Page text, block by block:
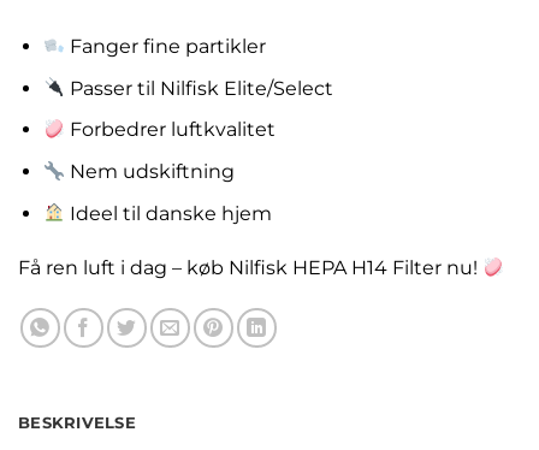
Fanger fine partikler
Passer til Nilfisk Elite/Select
Forbedrer luftkvalitet
Nem udskiftning
Ideel til danske hjem
Få ren luft i dag – køb Nilfisk HEPA H14 Filter nu!
BESKRIVELSE